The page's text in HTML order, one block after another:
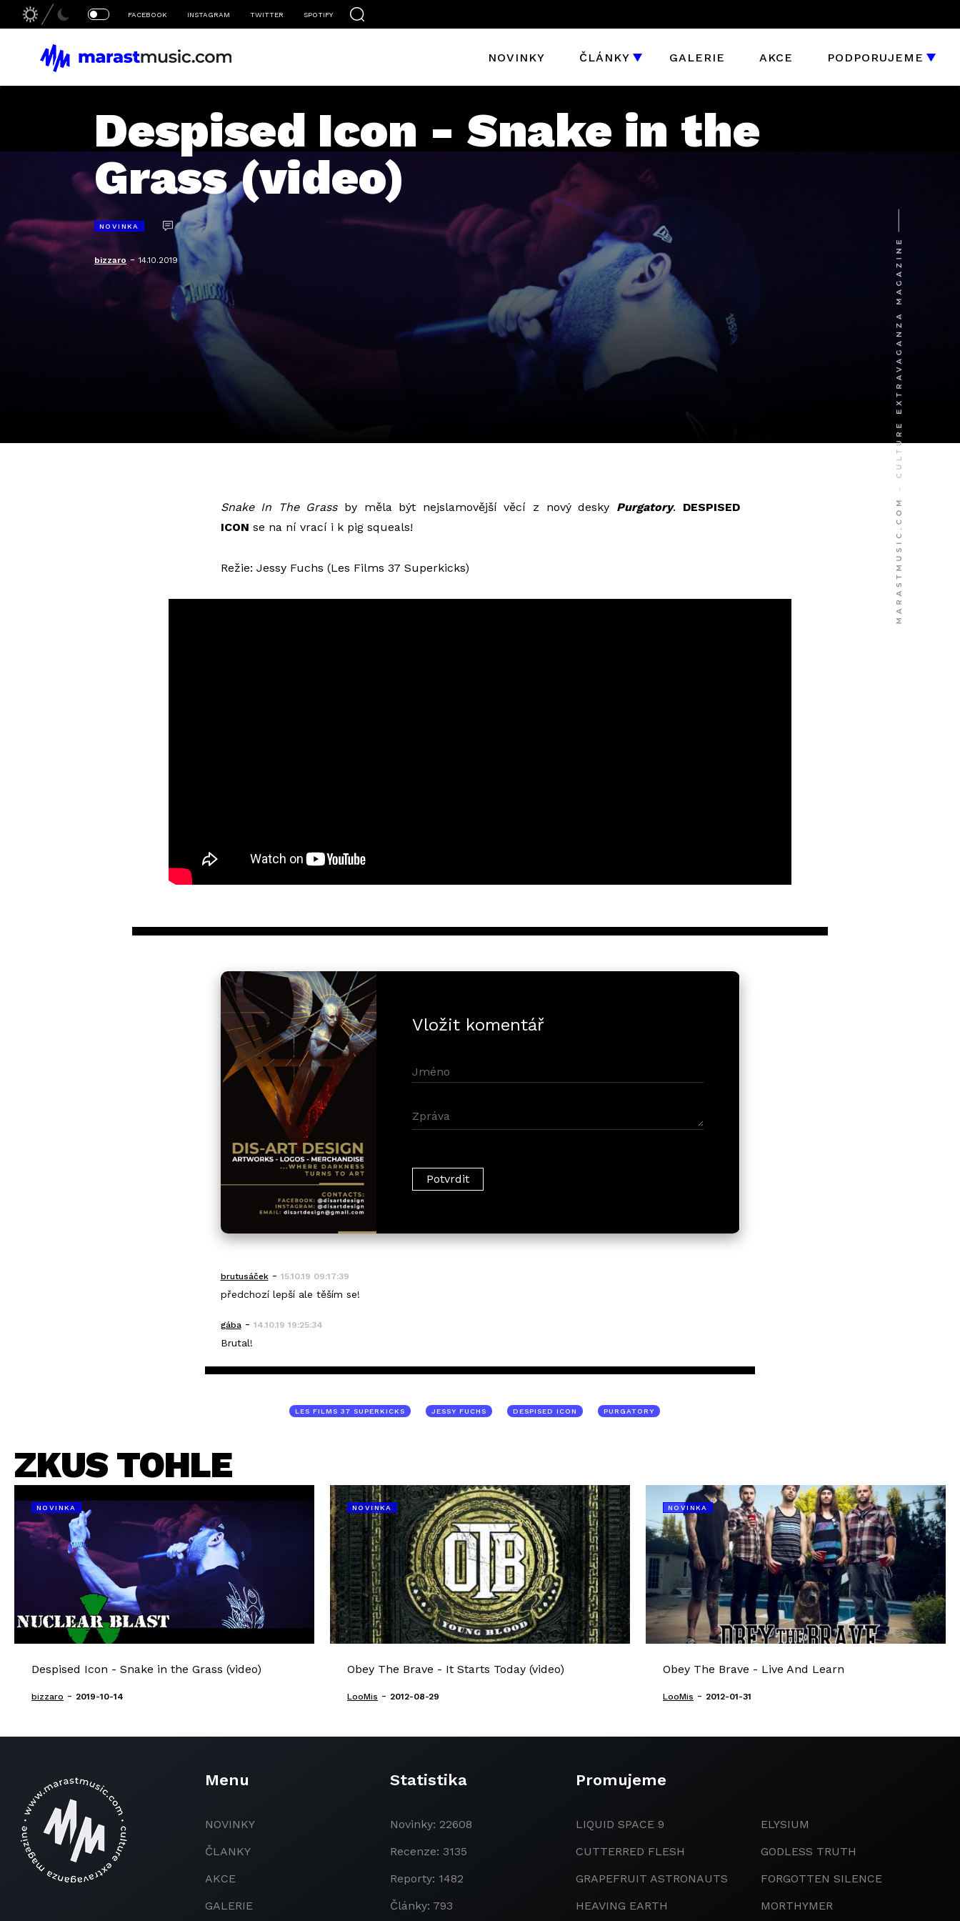
FACEBOOK INSTAGRAM TWITTER SPOTIFY
NOVINKY ČLÁNKY GALERIE AKCE PODPORUJEME
Despised Icon - Snake in the
Grass (video)
NOVINKA
bizzaro-14.10.2019
Snake In The Grassby měla být nejslamovější věcí z nový desky Purgatory. DESPISED
ICON se na ní vrací i k pig squeals!
Režie: Jessy Fuchs (Les Films 37 Superkicks)
Vložit komentář
brutusáček- 15.10.19 09:17:39
předchozí lepší ale těším se!
gába- 14.10.19 19:25:34
Brutal!
LES FILMS 37 SUPERKICKS JESSY FUCHS DESPISED ICON PURGATORY
ZKUS TOHLE
NOVINKA
Despised Icon - Snake in the Grass (video)
bizzaro - 2019-10-14
NOVINKA
Obey The Brave - It Starts Today (video)
LooMis - 2012-08-29
NOVINKA
Obey The Brave - Live And Learn
LooMis - 2012-01-31
Menu
NOVINKY
ČLANKY
AKCE
GALERIE
Statistika
Novinky: 22608
Recenze: 3135
Reporty: 1482
Články: 793
Promujeme
LIQUID SPACE 9
CUTTERRED FLESH
GRAPEFRUIT ASTRONAUTS
HEAVING EARTH
ELYSIUM
GODLESS TRUTH
FORGOTTEN SILENCE
MORTHYMER